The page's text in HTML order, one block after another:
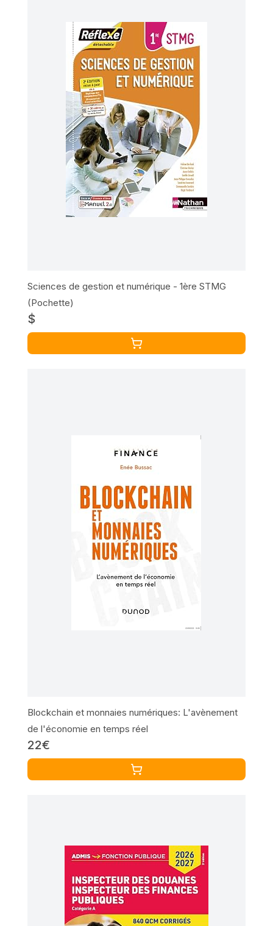
Sciences de gestion et numérique - 1ère STMG
(Pochette)
$
Blockchain et monnaies numériques: L'avènement
de l'économie en temps réel
22€